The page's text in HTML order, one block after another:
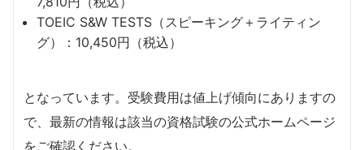
TOEIC S&W TESTS（スピーキング＋ライティン
グ）：10,450円（税込）
となっています。受験費用は値上げ傾向にありますの
で、最新の情報は該当の資格試験の公式ホームページ
をご確認ください。